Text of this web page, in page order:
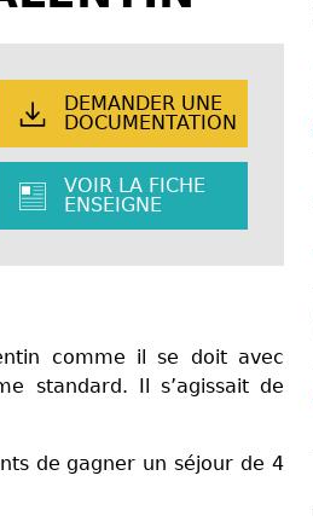
DEMANDER UNE
DOCUMENTATION
VOIR LA FICHE
ENSEIGNE
comme il se doit avec
standard. Il s’agissait de
de gagner un séjour de 4